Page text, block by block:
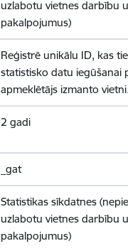
uzlabotu vietnes darbību
pakalpojumus)
Reģistrē unikālu ID, kas
statistisko datu iegūšanai
apmeklētājs izmanto vietni.
2 gadi
_gat
Statistikas sīkdatnes
uzlabotu vietnes darbību
pakalpojumus)